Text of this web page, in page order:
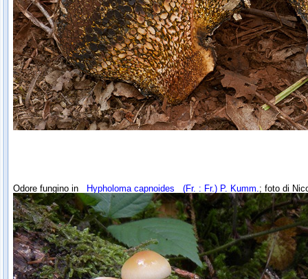
Odore fungino in Hypholoma capnoides (Fr. : Fr.) P. Kumm.; foto di